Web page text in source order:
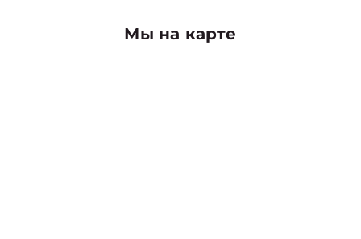
Мы на карте